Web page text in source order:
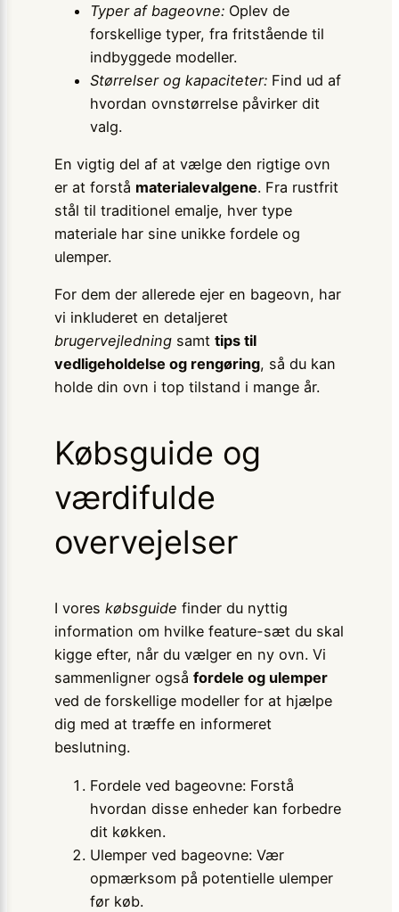
Typer af bageovne:Oplev de
forskellige typer, fra fritstående til
indbyggede modeller.
Størrelser og kapaciteter:Find ud af
hvordan ovnstørrelse påvirker dit
valg.
En vigtig del af at vælge den rigtige ovn
er at forstå materialevalgene. Fra rustfrit
stål til traditionel emalje, hver type
materiale har sine unikke fordele og
ulemper.
For dem der allerede ejer en bageovn, har
vi inkluderet en detaljeret
brugervejledningsamt tips til
vedligeholdelse og rengøring, så du kan
holde din ovn i top tilstand i mange år.
Købsguide og
værdifulde
overvejelser
I vores købsguide finder du nyttig
information om hvilke feature-sæt du skal
kigge efter, når du vælger en ny ovn. Vi
sammenligner også fordele og ulemper
ved de forskellige modeller for at hjælpe
dig med at træffe en informeret
beslutning.
Fordele ved bageovne: Forstå
hvordan disse enheder kan forbedre
dit køkken.
Ulemper ved bageovne: Vær
opmærksom på potentielle ulemper
før køb.